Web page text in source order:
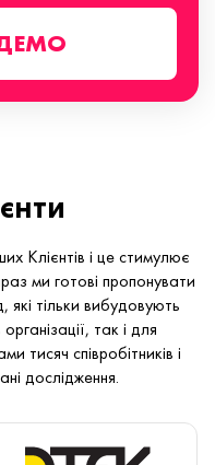
Клієнтів і це стимулює
ми готові пропонувати
тільки вибудовують
так і для
тисяч співробітників і
дослідження.